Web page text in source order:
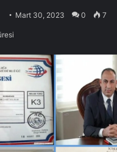
Mart 30, 2023 0 7